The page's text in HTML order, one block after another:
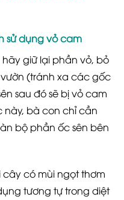
sử dụng vỏ cam
giữ lại phần vỏ, bỏ
(tránh xa các gốc
sau đó sẽ bị vỏ cam
này, bà con chỉ cần
bộ phần ốc sên bên
có mùi ngọt thơm
tương tự trong diệt